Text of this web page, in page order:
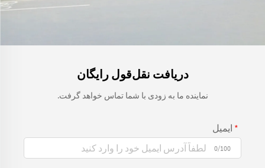
دریافت نقل‌قول رایگان
نماینده ما به زودی با شما تماس خواهد گرفت.
ایمیل
0/100